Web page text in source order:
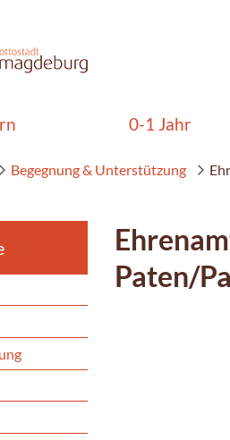
0-1 Jahr
Begegnung & Unterstützung
Paten/